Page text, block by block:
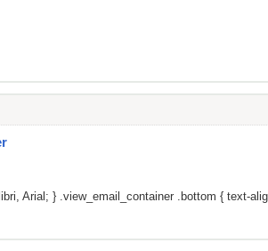
Arial; } .view_email_container .bottom { text-